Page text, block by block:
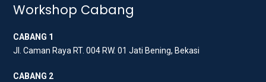
t
r
b
o
k
a
a
Workshop Cabang
CABANG 1
Jl. Caman Raya RT. 004 RW. 01 Jati Bening, Bekasi
CABANG 2